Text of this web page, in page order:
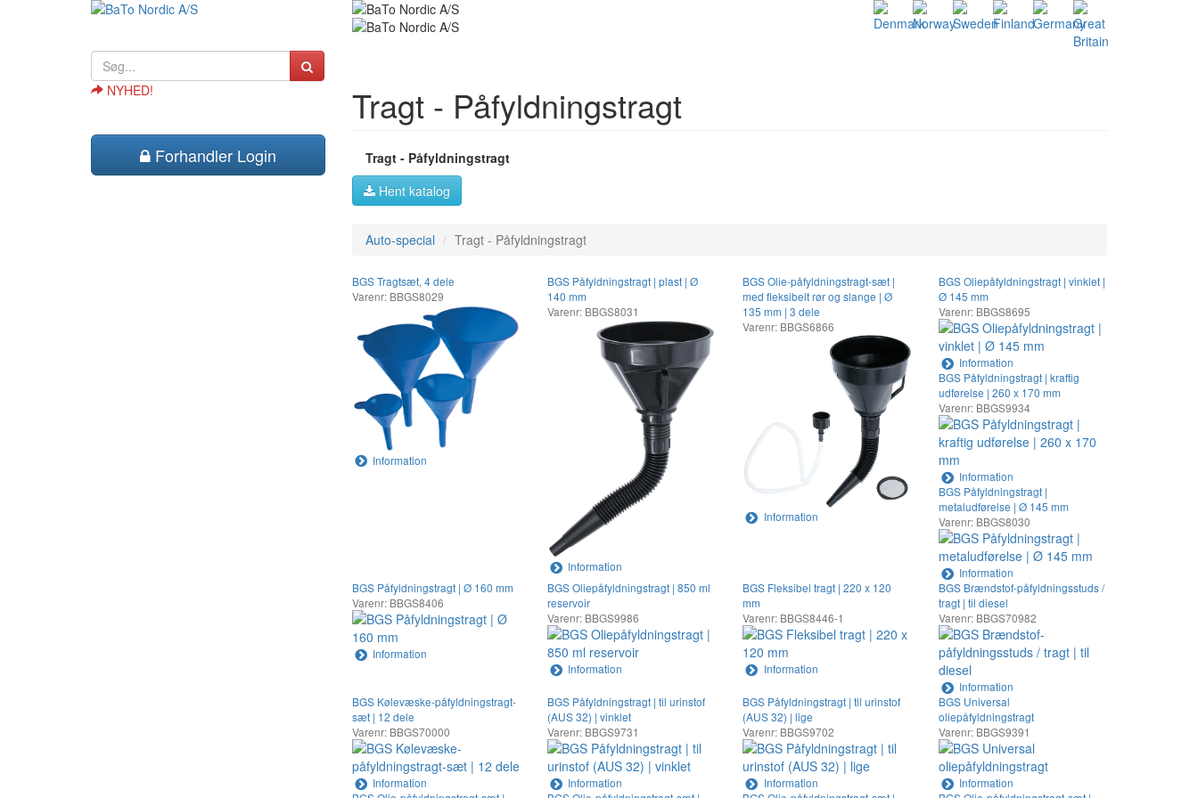
NYHED!
Forhandler Login
Tragt - Påfyldningstragt
Tragt - Påfyldningstragt
Hent katalog
Auto-special Tragt - Påfyldningstragt
BGS Tragtsæt, 4 dele
Varenr: BBGS8029
Information
BGS Påfyldningstragt | plast | Ø
140 mm
Varenr: BBGS8031
Information
BGS Olie-påfyldningstragt-sæt |
med fleksibelt rør og slange | Ø
135 mm | 3 dele
Varenr: BBGS6866
Information
BGS Oliepåfyldningstragt | vinklet |
Ø 145 mm
Varenr: BBGS8695
Information
BGS Påfyldningstragt | kraftig
udførelse | 260 x 170 mm
Varenr: BBGS9934
Information
BGS Påfyldningstragt |
metaludførelse | Ø 145 mm
Varenr: BBGS8030
Information
BGS Påfyldningstragt | Ø 160 mm
Varenr: BBGS8406
Information
BGS Oliepåfyldningstragt | 850 ml
reservoir
Varenr: BBGS9986
Information
BGS Fleksibel tragt | 220 x 120
mm
Varenr: BBGS8446-1
Information
BGS Brændstof-påfyldningsstuds /
tragt | til diesel
Varenr: BBGS70982
Information
BGS Kølevæske-påfyldningstragt-
sæt | 12 dele
Varenr: BBGS70000
Information
BGS Påfyldningstragt | til urinstof
(AUS 32) | vinklet
Varenr: BBGS9731
Information
BGS Påfyldningstragt | til urinstof
(AUS 32) | lige
Varenr: BBGS9702
Information
BGS Universal
oliepåfyldningstragt
Varenr: BBGS9391
Information